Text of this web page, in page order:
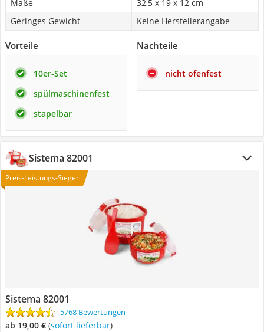
Maße
32,5 x 19 x 12 cm
Geringes Gewicht
Keine Herstellerangabe
Vorteile
10er-Set
spülmaschinenfest
stapelbar
Nachteile
nicht ofenfest
Sistema 82001
Preis-Leistungs-Sieger
Sistema 82001
5768 Bewertungen
ab 19,00 € ( Sofort lieferbar)